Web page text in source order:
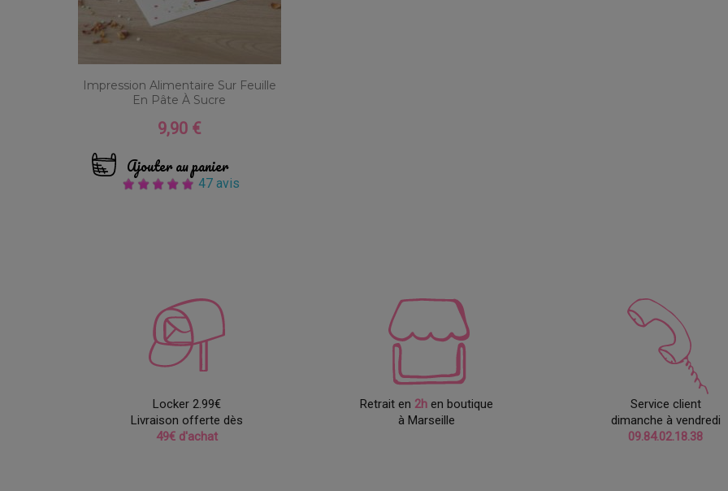
Impression Alimentaire Sur Feuille
En Pâte À Sucre
Prix
9,90 €
Ajouter au panier
47 avis
Locker 2.99€
Livraison offerte dès
49€ d'achat
Retrait en 2hen boutique
à Marseille
Service client
dimanche à vendredi
09.84.02.18.38